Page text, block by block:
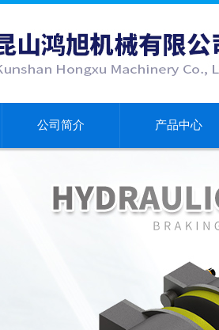
公司简介 产品中心